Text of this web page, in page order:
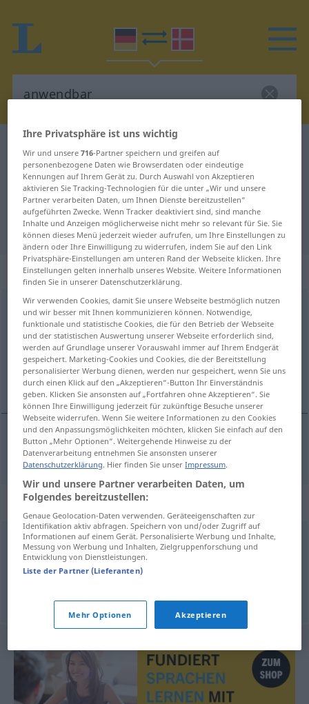
Deutsch-Dänisch Übersetzung für
"anwendbar"
"anwendbar" Dänisch Übersetzung
„anwendbar“
anwendbar
Übersicht aller Übersetzungen
(Für mehr Details die Übersetzung anklicken/antippen)
anvendelig, brugbar
anvendelig,brugbar anwendbar
Synonyme für "anwendbar"
benutzbar,tauglich ,verwendbar,brauchbar,
verwertbar,geeignet
© OpenThesaurus.de
Ihre Privatsphäre ist uns wichtig
Wir und unsere716-Partner speichern und greifen auf
personenbezogene Daten wie Browserdaten oder eindeutige
Kennungen auf Ihrem Gerät zu. Durch Auswahl von Akzeptieren
aktivieren Sie Tracking-Technologien für die unter „Wir und unsere
Partner verarbeiten Daten, um Ihnen Dienste bereitzustellen“
aufgeführten Zwecke. Wenn Tracker deaktiviert sind, sind manche
Inhalte und Anzeigen möglicherweise nicht mehr so relevant für Sie. Sie
können dieses Menü jederzeit wieder aufrufen, um Ihre Einstellungen zu
ändern oder Ihre Einwilligung zu widerrufen, indem Sie auf den Link
Privatsphäre-Einstellungen am unteren Rand der Webseite klicken. Ihre
Einstellungen gelten innerhalb unseres Website. Weitere Informationen
finden Sie in unserer Datenschutzerklärung.
Wir verwenden Cookies, damit Sie unsere Webseite bestmöglich nutzen
und wir besser mit Ihnen kommunizieren können. Notwendige,
funktionale und statistische Cookies, die für den Betrieb der Webseite
und der statistischen Auswertung unserer Webseite erforderlich sind,
werden auf Grundlage unserer Vorauswahl immer auf Ihrem Endgerät
gespeichert. Marketing-Cookies und Cookies, die der Bereitstellung
personalisierter Werbung dienen, werden nur gespeichert, wenn Sie uns
durch einen Klick auf den „Akzeptieren“-Button Ihr Einverständnis
geben. Klicken Sie ansonsten auf „Fortfahren ohne Akzeptieren“. Sie
können Ihre Einwilligung jederzeit für zukünftige Besuche unserer
Webseite widerrufen. Wenn Sie weitere Informationen zu den Cookies
und den Anpassungsmöglichkeiten möchten, klicken Sie einfach auf den
Button „Mehr Optionen“. Weitergehende Hinweise zu der
Datenverarbeitung entnehmen Sie ansonsten unserer
Datenschutzerklärung. Hier finden Sie unserImpressum.
Wir und unsere Partner verarbeiten Daten, um
Folgendes bereitzustellen:
Genaue Geolocation-Daten verwenden. Geräteeigenschaften zur
Identifikation aktiv abfragen. Speichern von und/oder Zugriff auf
Informationen auf einem Gerät. Personalisierte Werbung und Inhalte,
Messung von Werbung und Inhalten, Zielgruppenforschung und
Entwicklung von Dienstleistungen.
Liste der Partner (Lieferanten)
Mehr Optionen Akzeptieren